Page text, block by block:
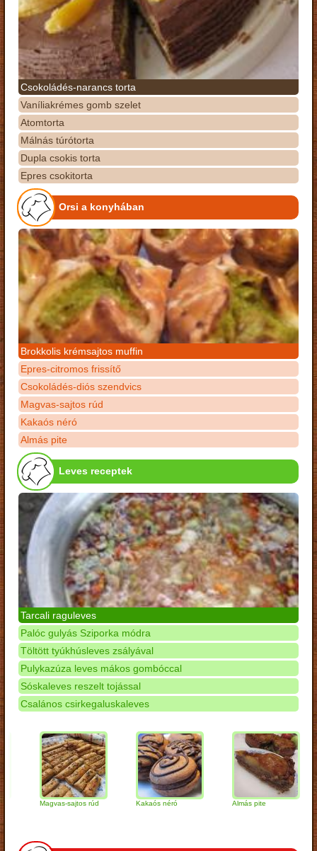
Csokoládés-narancs torta
Vaníliakrémes gomb szelet
Atomtorta
Málnás túrótorta
Dupla csokis torta
Epres csokitorta
Orsi a konyhában
Brokkolis krémsajtos muffin
Epres-citromos frissítő
Csokoládés-diós szendvics
Magvas-sajtos rúd
Kakaós néró
Almás pite
Leves receptek
Tarcali raguleves
Palóc gulyás Sziporka módra
Töltött tyúkhúsleves zsályával
Pulykazúza leves mákos gombóccal
Sóskaleves reszelt tojással
Csalános csirkegaluskaleves
Magvas-sajtos rúd Kakaós néró Almás pite